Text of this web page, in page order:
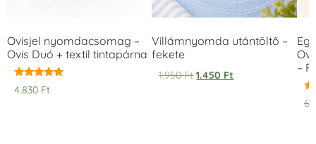
Ovisjel nyomdacsomag –
Ovis Duó + textil tintapárna
Értékelés:
5.00
4.830 Ft
Villámnyomda utántöltő –
fekete
1.950Ft 1.450 Ft
–